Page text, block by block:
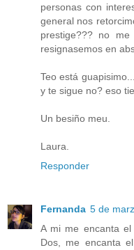
personas con
general nos
prestige??? no
resignasemos en
Teo está
y te sigue no? eso
Un besiño meu.
Laura.
Responder
Fernanda 5 de
A mi me encanta
Dos, me encanta